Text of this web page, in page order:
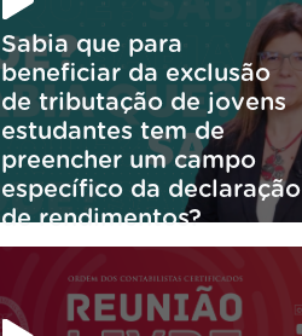
Sabia que para
beneficiar da exclusão
de tributação de jovens
estudantes tem de
preencher um campo
específico da declaração
de rendimentos?